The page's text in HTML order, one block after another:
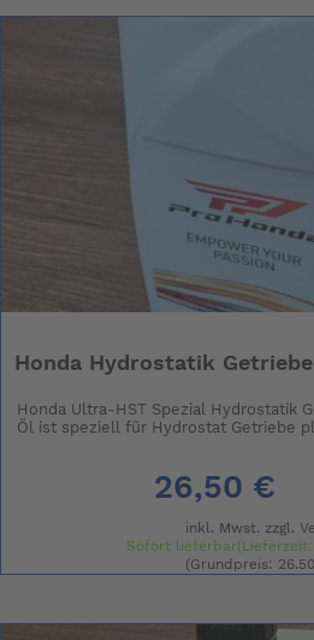
Honda Hydrostatik
Honda Ultra-HST Spezial Hydrostatik
Öl ist speziell für Hydrostat Getriebe
26,50 €
inkl. Mwst. zzgl.
Sofort lieferbar(Lieferzeit:
(Grundpreis: